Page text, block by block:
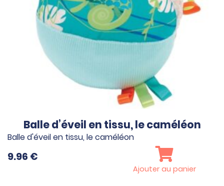
Balle d’éveil en tissu, le caméléon
Balle d'éveil en tissu, le caméléon
9.96 €
Ajouter au panier